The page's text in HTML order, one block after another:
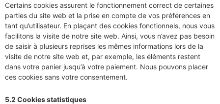
Certains cookies assurent le fonctionnement correct de certaines
parties du site web et la prise en compte de vos préférences en
tant qu’utilisateur. En plaçant des cookies fonctionnels, nous vous
facilitons la visite de notre site web. Ainsi, vous n’avez pas besoin
de saisir à plusieurs reprises les mêmes informations lors de la
visite de notre site web et, par exemple, les éléments restent
dans votre panier jusqu’à votre paiement. Nous pouvons placer
ces cookies sans votre consentement.
5.2 Cookies statistiques